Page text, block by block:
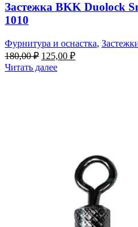
Застежка BKK Duolock
1010
Фурнитура и оснастка,
180,00₽ 125,00 ₽
Читать далее